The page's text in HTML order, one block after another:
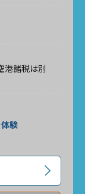
港諸税は別
験